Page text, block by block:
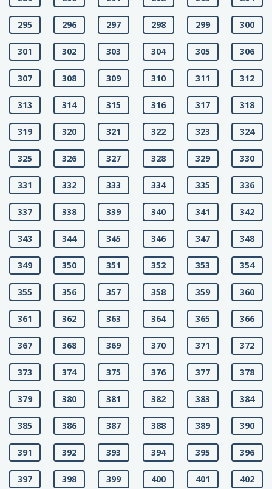
295 296 297 298 299 300
301 302 303 304 305 306
307 308 309 310 311 312
313 314 315 316 317 318
319 320 321 322 323 324
325 326 327 328 329 330
331 332 333 334 335 336
337 338 339 340 341 342
343 344 345 346 347 348
349 350 351 352 353 354
355 356 357 358 359 360
361 362 363 364 365 366
367 368 369 370 371 372
373 374 375 376 377 378
379 380 381 382 383 384
385 386 387 388 389 390
391 392 393 394 395 396
397 398 399 400 401 402